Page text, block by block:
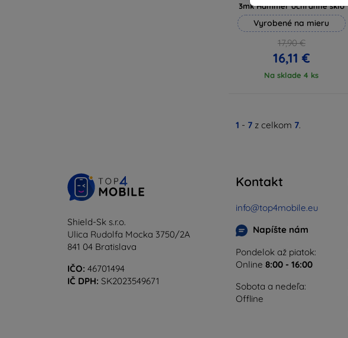
3mk Hammer ochranné sklo
Vyrobené na mieru
17,90 €
16,11 €
Na sklade 4 ks
1 - 7 z celkom 7.
Shield-Sk s.r.o.
Ulica Rudolfa Mocka 3750/2A
841 04 Bratislava
IČO: 46701494
IČ DPH: SK2023549671
Kontakt
info@top4mobile.eu
Napíšte nám
Pondelok až piatok:
Online 8:00 - 16:00
Sobota a nedeľa:
Offline